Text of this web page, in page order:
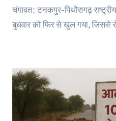
चंपावत: टनकपुर-पिथौरागढ़ राष्ट्रीय राजमार्ग (एनएच) 12 दिन बाद
बुधवार को फिर से खुल गया,